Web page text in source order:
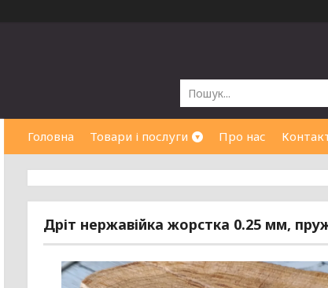
Головна Товари і послуги Про нас
Дріт нержавійка жорстка 0.25 мм,